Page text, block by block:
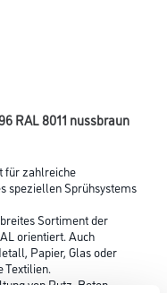
RAL 8011 nussbraun
für zahlreiche
speziellen Sprühsystems
Sortiment der
orientiert. Auch
Papier, Glas oder
von Putz, Beton,